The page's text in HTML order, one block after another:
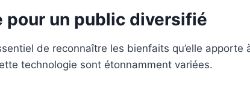
pour un public diversifié
de reconnaître les bienfaits qu’elle apporte
technologie sont étonnamment variées.